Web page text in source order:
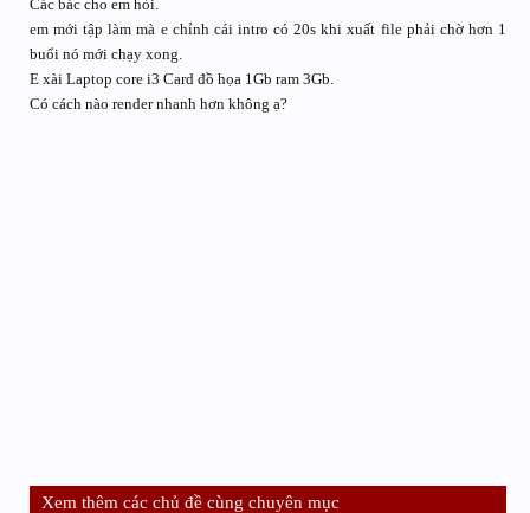
Các bác cho em hỏi.
em mới tập làm mà e chỉnh cái intro có 20s khi xuất file phải chờ hơn 1
buổi nó mới chạy xong.
E xài Laptop core i3 Card đồ họa 1Gb ram 3Gb.
Có cách nào render nhanh hơn không ạ?
Xem thêm các chủ đề cùng chuyên mục